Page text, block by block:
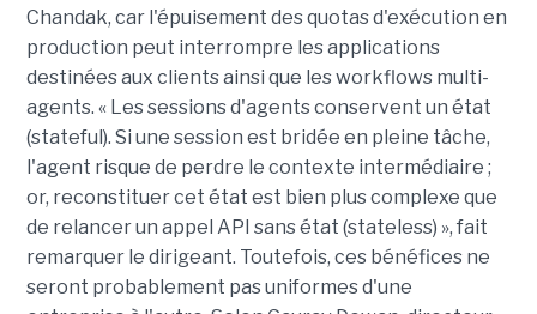
Chandak, car l'épuisement des quotas d'exécution en
production peut interrompre les applications
destinées aux clients ainsi que les workflows multi-
agents. « Les sessions d'agents conservent un état
(stateful). Si une session est bridée en pleine tâche,
l'agent risque de perdre le contexte intermédiaire ;
or, reconstituer cet état est bien plus complexe que
de relancer un appel API sans état (stateless) », fait
remarquer le dirigeant. Toutefois, ces bénéfices ne
seront probablement pas uniformes d'une